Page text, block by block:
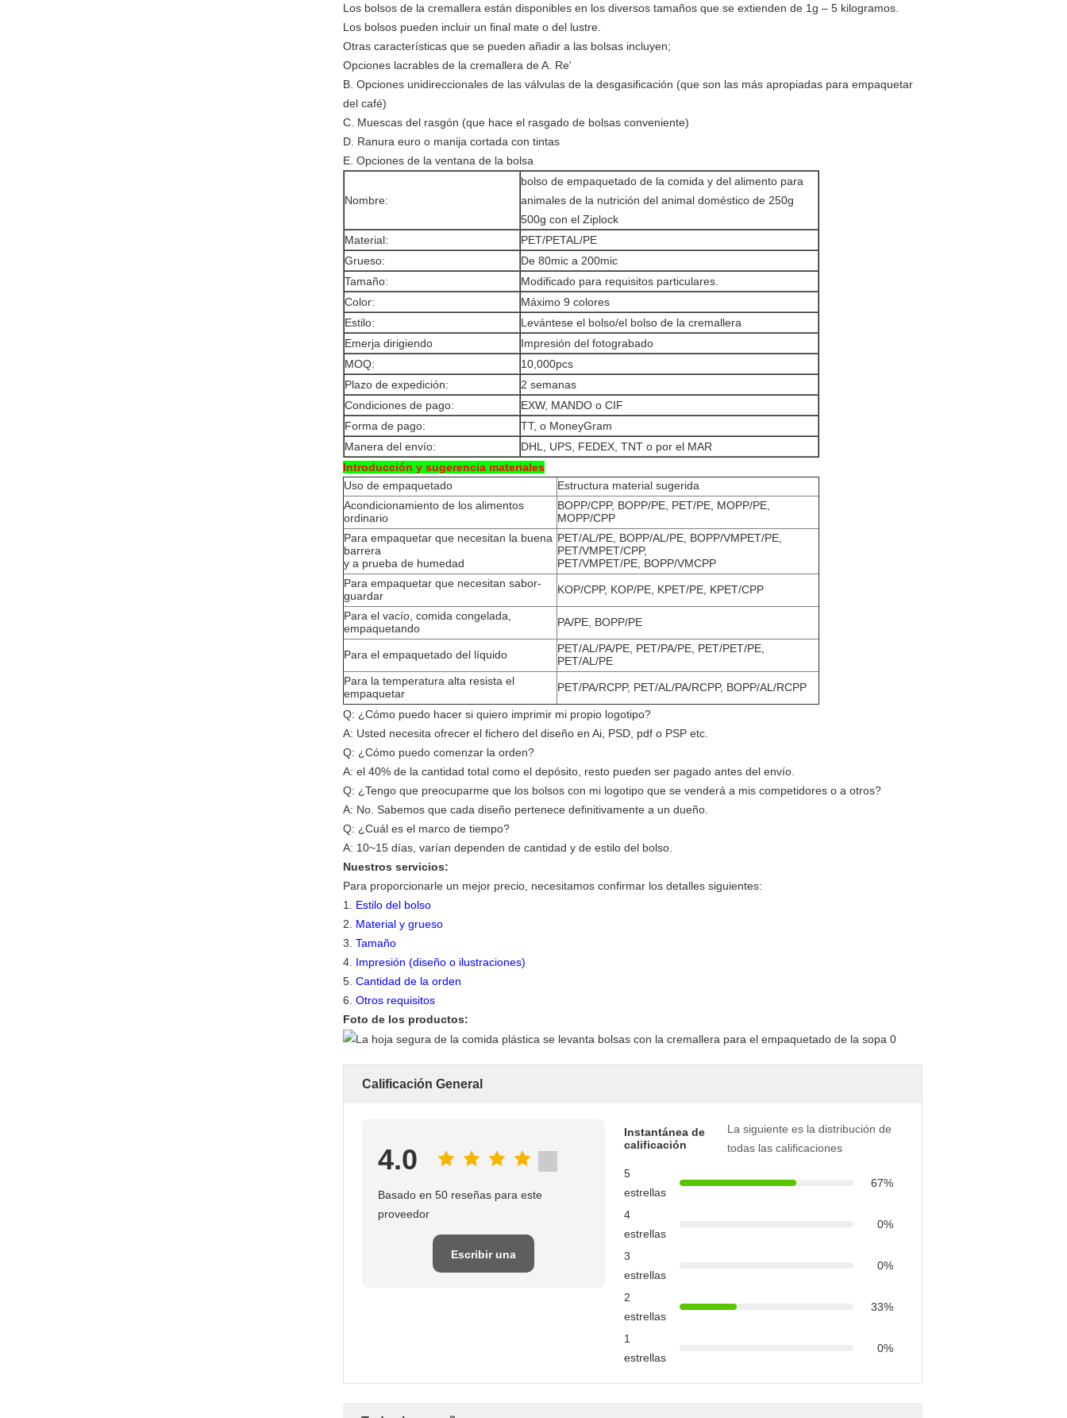
Los bolsos de la cremallera están disponibles en los diversos tamaños que se extienden de 1g – 5 kilogramos.
Los bolsos pueden incluir un final mate o del lustre.
Otras características que se pueden añadir a las bolsas incluyen;
Opciones lacrables de la cremallera de A. Re'
B. Opciones unidireccionales de las válvulas de la desgasificación (que son las más apropiadas para empaquetar
del café)
C. Muescas del rasgón (que hace el rasgado de bolsas conveniente)
D. Ranura euro o manija cortada con tintas
E. Opciones de la ventana de la bolsa
Nombre:
bolso de empaquetado de la comida y del alimento para
animales de la nutrición del animal doméstico de 250g
500g con el Ziplock
Material:
PET/PETAL/PE
Grueso:
De 80mic a 200mic
Tamaño:
Modificado para requisitos particulares.
Color:
Máximo 9 colores
Estilo:
Levántese el bolso/el bolso de la cremallera
Emerja dirigiendo
Impresión del fotograbado
MOQ:
10,000pcs
Plazo de expedición:
2 semanas
Condiciones de pago:
EXW, MANDO o CIF
Forma de pago:
TT, o MoneyGram
Manera del envío:
DHL, UPS, FEDEX, TNT o por el MAR
Introducción y sugerencia materiales
Uso de empaquetado
Estructura material sugerida
Acondicionamiento de los alimentos
ordinario
BOPP/CPP, BOPP/PE, PET/PE, MOPP/PE,
MOPP/CPP
Para empaquetar que necesitan la buena
barrera
y a prueba de humedad
PET/AL/PE, BOPP/AL/PE, BOPP/VMPET/PE,
PET/VMPET/CPP,
PET/VMPET/PE, BOPP/VMCPP
Para empaquetar que necesitan sabor-
guardar
KOP/CPP, KOP/PE, KPET/PE, KPET/CPP
Para el vacío, comida congelada,
empaquetando
PA/PE, BOPP/PE
Para el empaquetado del líquido
PET/AL/PA/PE, PET/PA/PE, PET/PET/PE,
PET/AL/PE
Para la temperatura alta resista el
empaquetar
PET/PA/RCPP, PET/AL/PA/RCPP, BOPP/AL/RCPP
Q: ¿Cómo puedo hacer si quiero imprimir mi propio logotipo?
A: Usted necesita ofrecer el fichero del diseño en Ai, PSD, pdf o PSP etc.
Q: ¿Cómo puedo comenzar la orden?
A: el 40% de la cantidad total como el depósito, resto pueden ser pagado antes del envío.
Q: ¿Tengo que preocuparme que los bolsos con mi logotipo que se venderá a mis competidores o a otros?
A: No. Sabemos que cada diseño pertenece definitivamente a un dueño.
Q: ¿Cuál es el marco de tiempo?
A: 10~15 días, varían dependen de cantidad y de estilo del bolso.
Nuestros servicios:
Para proporcionarle un mejor precio, necesitamos confirmar los detalles siguientes:
1. Estilo del bolso
2. Material y grueso
3. Tamaño
4. Impresión (diseño o ilustraciones)
5. Cantidad de la orden
6. Otros requisitos
Foto de los productos:
Calificación General
4.0
Basado en 50 reseñas para este
proveedor
Escribir una
Instantánea de
calificación
La siguiente es la distribución de
todas las calificaciones
5
estrellas
67%
4
estrellas
0%
3
estrellas
0%
2
estrellas
33%
1
estrellas
0%